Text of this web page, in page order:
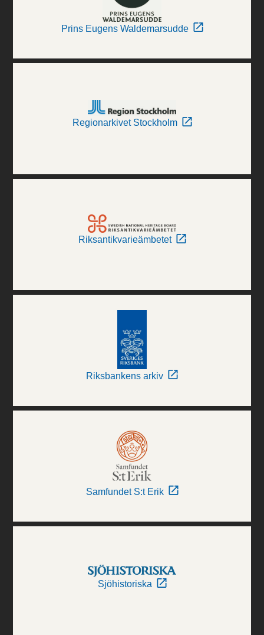
Prins Eugens Waldemarsudde
Regionarkivet Stockholm
Riksantikvarieämbetet
Riksbankens arkiv
Samfundet S:t Erik
Sjöhistoriska